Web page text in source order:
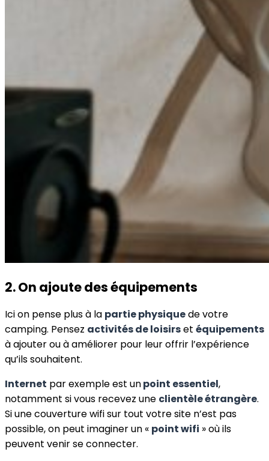
2. On ajoute des équipements
Ici on pense plus à la partie physiquede votre
camping. Pensez activités de loisirset équipements
à ajouter ou à améliorer pour leur offrir l’expérience
qu’ils souhaitent.
Internet par exemple est unpoint essentiel,
notamment si vous recevez une clientèle étrangère.
Si une couverture wifi sur tout votre site n’est pas
possible, on peut imaginer un « point wifi » où ils
peuvent venir se connecter.